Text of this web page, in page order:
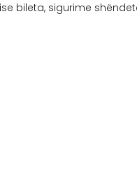
bileta, sigurime